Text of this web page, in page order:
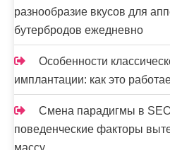
разнообразие вкусов для
бутербродов ежедневно
Особенности
имплантации: как это
Смена парадигмы в
поведенческие факторы
массу